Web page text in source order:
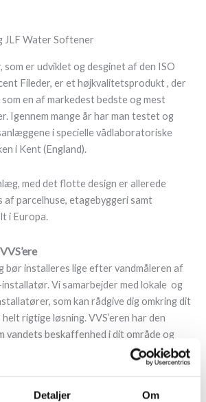
Detaljer Om
JLF Water Softener
er udviklet og desginet af den ISO
Fileder, er et højkvalitetsprodukt , der
en af markedest bedste og mest
Igennem mange år har man testet og
i specielle vådlaboratoriske
i Kent (England).
med det flotte design er allerede
af parcelhuse, etagebyggeri samt
i Europa.
bør installeres lige efter vandmåleren af
Vi samarbejder med lokale og
som kan rådgive dig omkring dit
rigtige løsning. VVS’eren har den
vandets beskaffenhed i dit område og
indstillet korrekt.